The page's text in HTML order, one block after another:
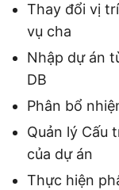
Thay đổi vị
vụ cha
Nhập dự án
DB
Phân bổ
Quản lý Cấu
của dự án
Thực hiện